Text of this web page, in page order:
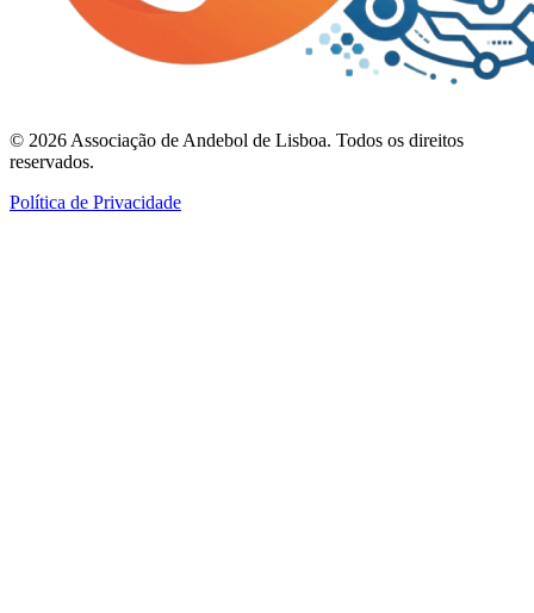
© 2026 Associação de Andebol de Lisboa. Todos os direitos
reservados.
Política de Privacidade